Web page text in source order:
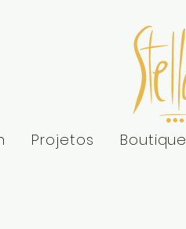
Projetos Boutique